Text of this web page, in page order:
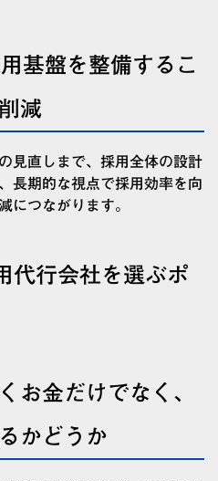
基盤を整備するこ
減
見直しまで、採用全体の設計
長期的な視点で採用効率を向
につながります。
代行会社を選ぶポ
お金だけでなく、
かどうか